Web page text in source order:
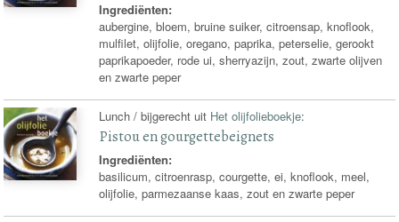
Ingrediënten:
aubergine, bloem, bruine suiker, citroensap, knoflook,
mulfilet, olijfolie, oregano, paprika, peterselie, gerookt
paprikapoeder, rode ui, sherryazijn, zout, zwarte olijven
en zwarte peper
Lunch / bijgerecht uit Het olijfolieboekje:
Pistou en gourgettebeignets
Ingrediënten:
basilicum, citroenrasp, courgette, ei, knoflook, meel,
olijfolie, parmezaanse kaas, zout en zwarte peper